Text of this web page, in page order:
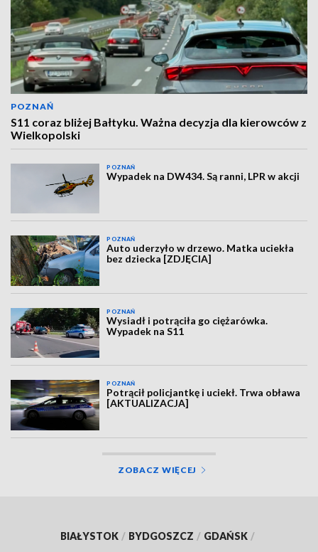
POZNAŃ
S11 coraz bliżej Bałtyku. Ważna decyzja dla kierowców z
Wielkopolski
POZNAŃ
Wypadek na DW434. Są ranni, LPR w akcji
POZNAŃ
Auto uderzyło w drzewo. Matka uciekła
bez dziecka [ZDJĘCIA]
POZNAŃ
Wysiadł i potrąciła go ciężarówka.
Wypadek na S11
POZNAŃ
Potrącił policjantkę i uciekł. Trwa obława
[AKTUALIZACJA]
ZOBACZ WIĘCEJ
BIAŁYSTOK / BYDGOSZCZ / GDAŃSK /